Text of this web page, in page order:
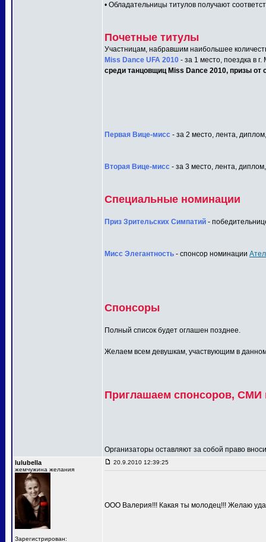
• Обладательницы титулов получают
Почетные титулы
Участницам, набравшим наибольшее
Miss Dance UFA 2010 - за 1 место, поездка в
среди танцовщиц Miss Dance 2010, призы от
Первая Вице-мисс - за 2 место, лента,
Вторая Вице-мисс - за 3 место, лента,
Специальные номинации
Приз Зрительских Симпатий -
Мисс Элегантность - спонсор номинации
Спонсоры
Полный список будет оглашен позднее.
Желаем всем девушкам, участвующим в данном
Приглашаем спонсоров, СМИ
Организаторы оставляют за собой право
lulubella
жемчужина желания
Зарегистрирован:
20.9.2010 12:39:25
ООО Валерия!!! Какая ты молодец!!! Желаю